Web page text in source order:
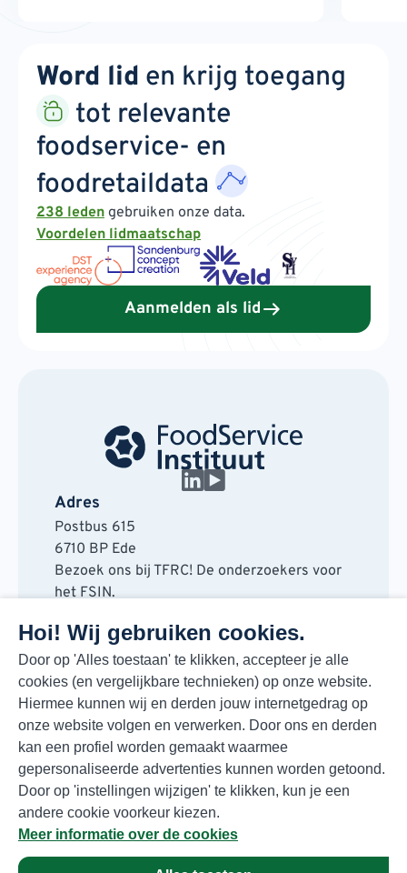
Hoi! Wij gebruiken cookies.
Door op 'Alles toestaan' te klikken, accepteer je alle
cookies (en vergelijkbare technieken) op onze website.
Hiermee kunnen wij en derden jouw internetgedrag op
onze website volgen en verwerken. Door ons en derden
kan een profiel worden gemaakt waarmee
gepersonaliseerde advertenties kunnen worden getoond.
Door op 'instellingen wijzigen' te klikken, kun je een
andere cookie voorkeur kiezen.
Meer informatie over de cookies
Word lid en krijg toegang
tot relevante
foodservice- en
foodretaildata
238 leden gebruiken onze data.
Voordelen lidmaatschap
Aanmelden als lid
Adres
Postbus 615
6710 BP Ede
Bezoek ons bij TFRC! De onderzoekers voor
het FSIN.
6717 LT Ede
Contact
088 730 48 00
info@fsin.nl
Nieuwsbrief
Elke maand de beste insights en outlooks
voor de foodmarkt!
Inschrijven